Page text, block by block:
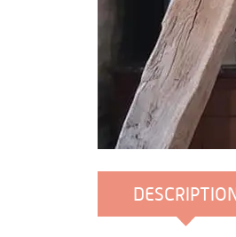
DESCRIPTION